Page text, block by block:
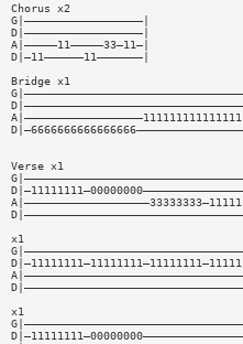
Chorus x2
G|——————————————————|
D|——————————————————|
A|—————11—————33—11—|
D|—11——————11———————|
Bridge x1
Verse x1
x1
x1